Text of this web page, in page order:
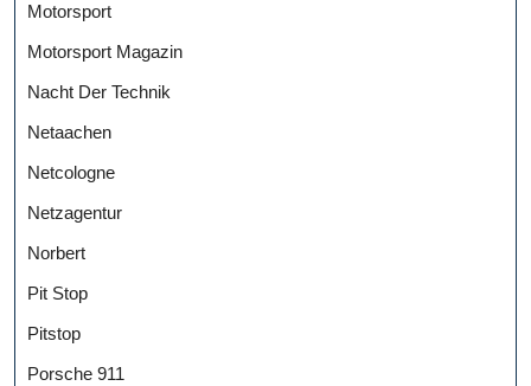
Motorsport
Motorsport Magazin
Nacht Der Technik
Netaachen
Netcologne
Netzagentur
Norbert
Pit Stop
Pitstop
Porsche 911